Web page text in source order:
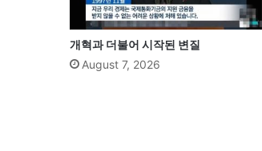
개혁과 더불어 시작된 변질
August 7, 2026